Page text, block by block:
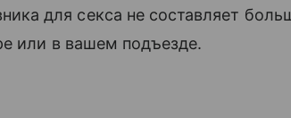
для секса не составляет
или в вашем подъезде.